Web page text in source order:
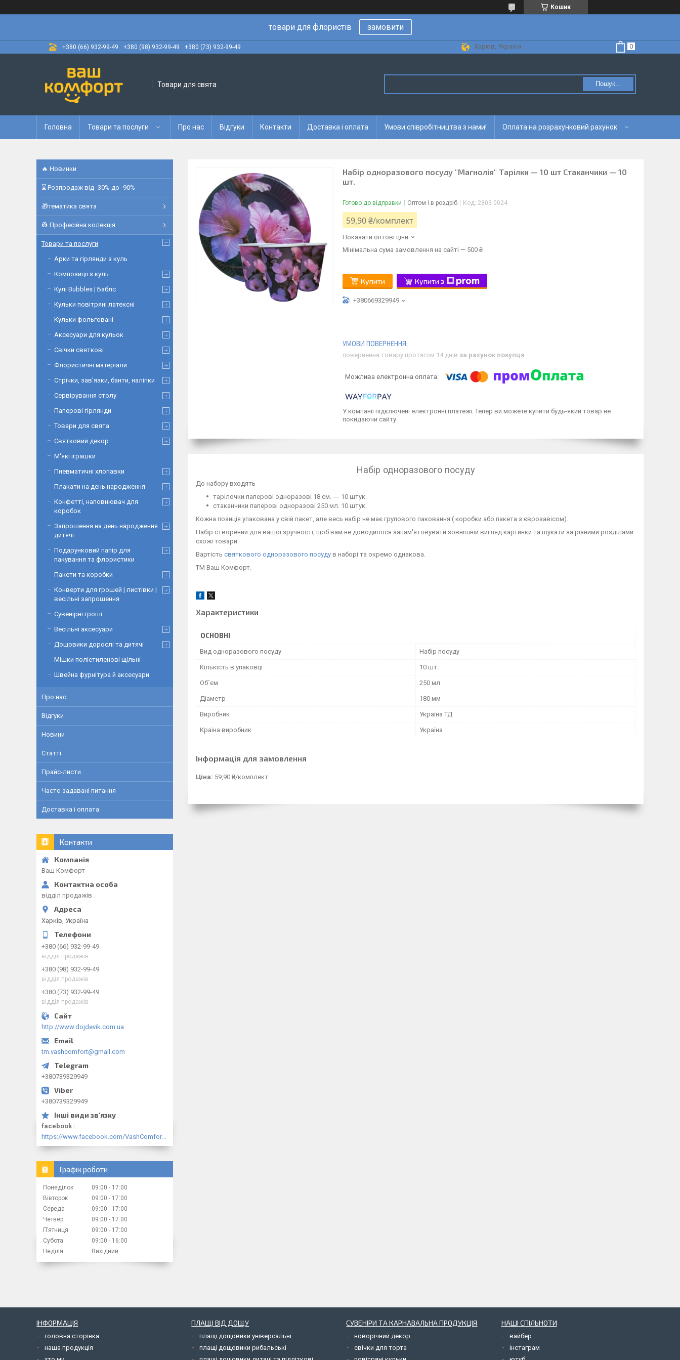
Кошик
товари для флористів замовити
+380 (66) 932-99-49 +380 (98) 932-99-49 +380 (73) 932-99-49 Харків, Україна
Товари для свята Пошук...
Головна Товари та послуги Про нас Відгуки Контакти Доставка і оплата Умови співробітництва з нами! Оплата на розрахунковий рахунок
Набір одноразового посуду "Магнолія" Тарілки — 10 шт Стаканчики — 10
шт.
Готово до відправки Оптом і в роздріб Код: 2803-0024
59,90 ₴/комплект
Показати оптові ціни
Мінімальна сума замовлення на сайті — 500 ₴
Купити Купити з
+380669329949
повернення товару протягом 14 днів за рахунок покупця
У компанії підключені електронні платежі. Тепер ви можете купити будь-який товар не
покидаючи сайту.
Набір одноразового посуду
До набору входять
тарілочки паперові одноразові 18 см. ― 10 штук.
стаканчики паперові одноразові 250 мл. 10 штук.
Кожна позиція упакована у свій пакет, але весь набір не має групового паковання ( коробки або пакета з єврозавісом).
Набір створений для вашої зручності, щоб вам не доводилося запам'ятовувати зовнішній вигляд картинки та шукати за різними розділами
схожі товари.
Вартість святкового одноразового посуду в наборі та окремо однакова.
ТМ Ваш Комфорт.
Характеристики
ОСНОВНІ
Вид одноразового посуду Набір посуду
Кількість в упаковці 10 шт.
Об`єм 250 мл
Діаметр 180 мм
Виробник Україна ТД
Країна виробник Україна
Інформація для замовлення
Ціна: 59,90 ₴/комплект
🔥 Новинки
⌛ Розпродаж від -30% до -90%
🎁тематика свята
👷 Професійна колекція
Товари та послуги
Арки та гірлянди з куль
Композиції з куль
Кулі Bubbles | Баблс
Кульки повітряні латексні
Кульки фольговані
Аксесуари для кульок
Свічки святкові
Флористичні матеріали
Стрічки, зав'язки, банти, наліпки
Сервірування столу
Паперові гірлянди
Товари для свята
Святковий декор
М'які іграшки
Пневматичні хлопавки
Плакати на день народження
Конфетті, наповнювач для
коробок
Запрошення на день народження
дитячі
Подарунковий папір для
пакування та флористики
Пакети та коробки
Конверти для грошей | листівки |
весільні запрошення
Сувенірні гроші
Весільні аксесуари
Дощовики дорослі та дитячі
Мішки поліетиленові щільні
Швейна фурнітура й аксесуари
Про нас
Відгуки
Новини
Статті
Прайс-листи
Часто задавані питання
Доставка і оплата
Контакти
Ваш Комфорт
відділ продажів
Харків, Україна
+380 (66) 932-99-49
відділ продажів
+380 (98) 932-99-49
відділ продажів
+380 (73) 932-99-49
відділ продажів
http://www.dojdevik.com.ua
tm.vashcomfort@gmail.com
+380739329949
+380739329949
facebook
https://www.facebook.com/VashComfort.ua/
Графік роботи
Понеділок 09:00
17:00
Вівторок
09:00
17:00
Середа
09:00
17:00
Четвер
09:00
17:00
Пʼятниця
09:00
17:00
Субота
09:00
16:00
Неділя
Вихідний
ІНФОРМАЦІЯ
головна сторінка
наша продукція
ПЛАЩІ ВІД ДОЩУ
плащі дощовики універсальні
плащі дощовики рибальські
СУВЕНІРИ ТА КАРНАВАЛЬНА ПРОДУКЦІЯ
новорічний декор
свічки для торта
НАШІ СПІЛЬНОТИ
вайбер
інстаграм